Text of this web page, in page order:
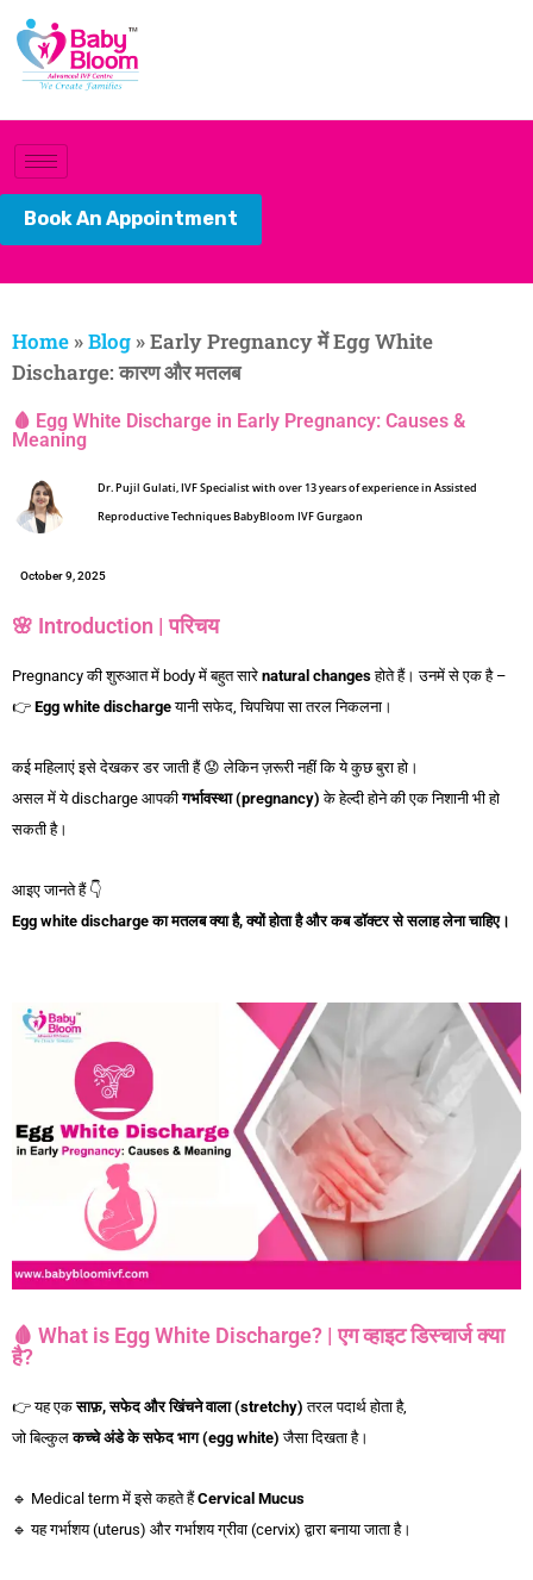
Book An Appointment
Home »Blog »Early Pregnancy में Egg White
Discharge: कारण और मतलब
🩸 Egg White Discharge in Early Pregnancy: Causes &
Meaning
Dr. Pujil Gulati, IVF Specialist with over 13 years of experience in Assisted
Reproductive Techniques BabyBloom IVF Gurgaon
October 9, 2025
🌸 Introduction | परिचय
Pregnancy की शुरुआत में body में बहुत सारे natural changesहोते हैं। उनमें से एक है –
👉 Egg white dischargeयानी सफेद, चिपचिपा सा तरल निकलना।
कई महिलाएं इसे देखकर डर जाती हैं 😟 लेकिन ज़रूरी नहीं कि ये कुछ बुरा हो।
असल में ये discharge आपकीगर्भावस्था (pregnancy) के हेल्दी होने की एक निशानी भी हो
सकती है।
आइए जानते हैं 👇
Egg white dischargeकामतलबक्याहै,क्योंहोताहैऔरकबडॉक्टरसेसलाहलेनाचाहिए।
🩸 What is Egg White Discharge? | एग व्हाइट डिस्चार्ज क्या
है?
👉 यह एकसाफ़,सफेदऔरखिंचनेवाला (stretchy) तरल पदार्थ होता है,
जो बिल्कुलकच्चेअंडेकेसफेदभाग (egg white) जैसा दिखता है।
🔹 Medical term में इसे कहते हैंCervical Mucus
🔹 यह गर्भाशय (uterus) और गर्भाशय ग्रीवा (cervix) द्वारा बनाया जाता है।